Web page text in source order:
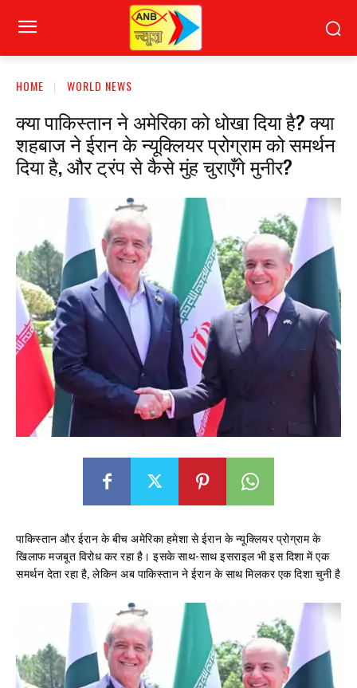
HOME WORLD NEWS
क्या पाकिस्तान ने अमेरिका को धोखा दिया है? क्या
शहबाज ने ईरान के न्यूक्लियर प्रोग्राम को समर्थन
दिया है, और ट्रंप से कैसे मुंह चुराएँगे मुनीर?
पाकिस्तान और ईरान के बीच अमेरिका हमेशा से ईरान के न्यूक्लियर प्रोग्राम के
खिलाफ मजबूत विरोध कर रहा है। इसके साथ-साथ इसराइल भी इस दिशा में एक
समर्थन देता रहा है, लेकिन अब पाकिस्तान ने ईरान के साथ मिलकर एक दिशा चुनी है